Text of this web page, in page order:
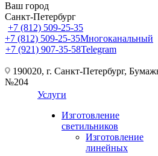
Ваш город
Санкт-Петербург
+7 (812) 509-25-35
+7 (812) 509-25-35Многоканальный
+7 (921) 907-35-58Telegram
190020, г. Санкт-Петербург,
№204
Услуги
Изготовление
светильников
Изготовление
линейных